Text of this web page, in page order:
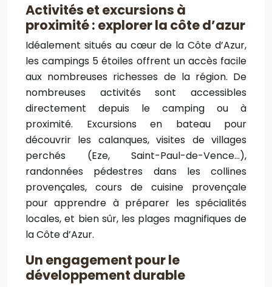
Activités et excursions à
proximité : explorer la côte d’azur
Idéalement situés au cœur de la Côte d’Azur,
les campings 5 étoiles offrent un accès facile
aux nombreuses richesses de la région. De
nombreuses activités sont accessibles
directement depuis le camping ou à
proximité. Excursions en bateau pour
découvrir les calanques, visites de villages
perchés (Eze, Saint-Paul-de-Vence…),
randonnées pédestres dans les collines
provençales, cours de cuisine provençale
pour apprendre à préparer les spécialités
locales, et bien sûr, les plages magnifiques de
la Côte d’Azur.
Un engagement pour le
développement durable